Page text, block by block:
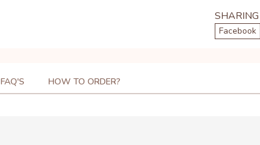
Facebook
FAQ'S HOW TO ORDER?